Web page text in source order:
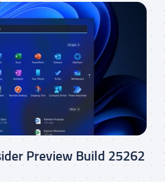
Preview Build 25262